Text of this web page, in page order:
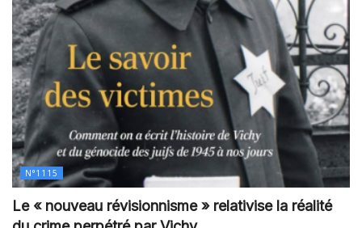
N°1115
Le « nouveau révisionnisme » relativise la réalité